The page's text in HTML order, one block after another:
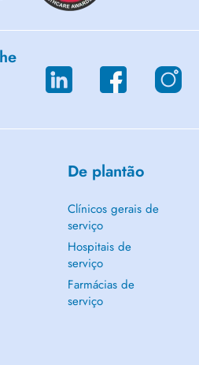
De plantão
Clínicos gerais de
serviço
Hospitais de
serviço
Farmácias de
serviço